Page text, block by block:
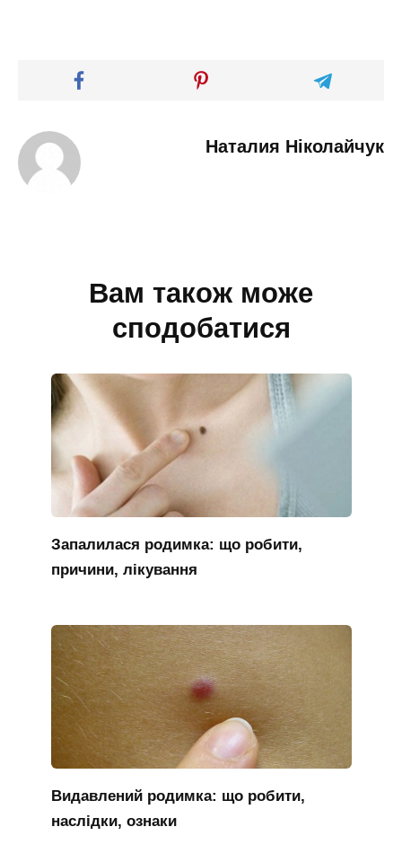
Наталия Ніколайчук
Вам також може
сподобатися
Запалилася родимка: що робити,
причини, лікування
Видавлений родимка: що робити,
наслідки, ознаки